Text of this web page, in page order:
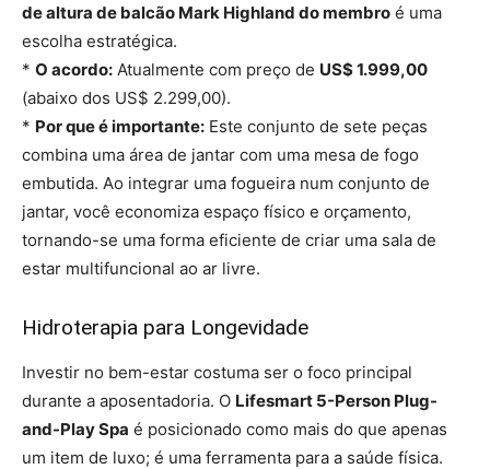
de altura de balcão Mark Highland do membro é uma
escolha estratégica.
* O acordo: Atualmente com preço de US$ 1.999,00
(abaixo dos US$ 2.299,00).
* Por que é importante: Este conjunto de sete peças
combina uma área de jantar com uma mesa de fogo
embutida. Ao integrar uma fogueira num conjunto de
jantar, você economiza espaço físico e orçamento,
tornando-se uma forma eficiente de criar uma sala de
estar multifuncional ao ar livre.
Hidroterapia para Longevidade
Investir no bem-estar costuma ser o foco principal
durante a aposentadoria. O Lifesmart 5-Person Plug-
and-Play Spa é posicionado como mais do que apenas
um item de luxo; é uma ferramenta para a saúde física.